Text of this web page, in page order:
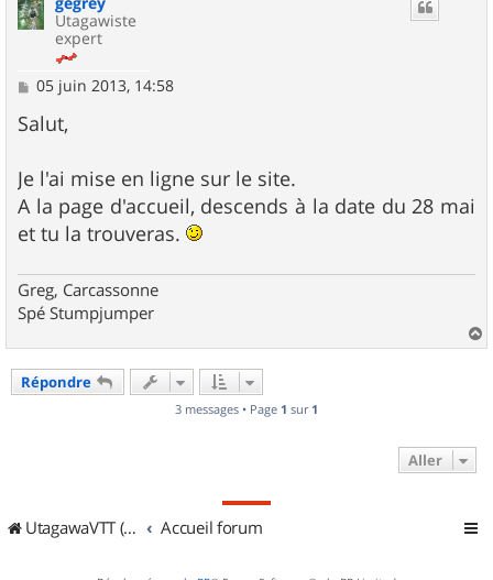
Utagawiste
expert
M
s
s
g
e
05 juin 2013, 14:58
Salut,
Je l'ai mise en ligne sur le site.
A la page d'accueil, descends à la date du 28 mai
et tu la trouveras.
Greg, Carcassonne
Spé Stumpjumper
a
Répondre
3 messages • Page 1 sur 1
Aller
UtagawaVTT (Randos VTT et VTTAE avec traces GPS) Accueil forum